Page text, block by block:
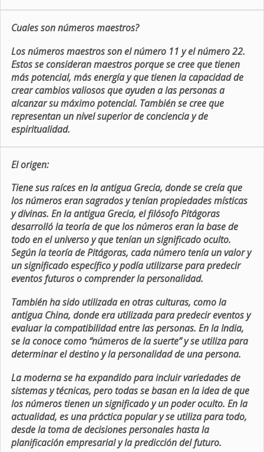
Cuales son números maestros?
Los números maestros son el número 11 y el número 22.
Estos se consideran maestros porque se cree que tienen
más potencial, más energía y que tienen la capacidad de
crear cambios valiosos que ayuden a las personas a
alcanzar su máximo potencial. También se cree que
representan un nivel superior de conciencia y de
espiritualidad.
El origen:
Tiene sus raíces en la antigua Grecia, donde se creía que
los números eran sagrados y tenían propiedades místicas
y divinas. En la antigua Grecia, el filósofo Pitágoras
desarrolló la teoría de que los números eran la base de
todo en el universo y que tenían un significado oculto.
Según la teoría de Pitágoras, cada número tenía un valor y
un significado específico y podía utilizarse para predecir
eventos futuros o comprender la personalidad.
También ha sido utilizada en otras culturas, como la
antigua China, donde era utilizada para predecir eventos y
evaluar la compatibilidad entre las personas. En la India,
se la conoce como “números de la suerte” y se utiliza para
determinar el destino y la personalidad de una persona.
La moderna se ha expandido para incluir variedades de
sistemas y técnicas, pero todas se basan en la idea de que
los números tienen un significado y un poder oculto. En la
actualidad, es una práctica popular y se utiliza para todo,
desde la toma de decisiones personales hasta la
planificación empresarial y la predicción del futuro.